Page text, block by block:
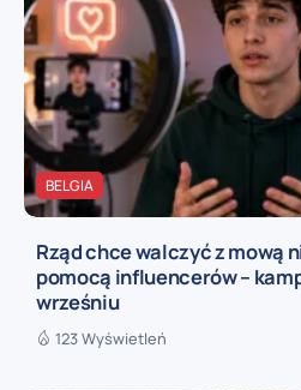
BELGIA
Rząd chce walczyć z mową
pomocą influencerów –
wrześniu
123 Wyświetleń